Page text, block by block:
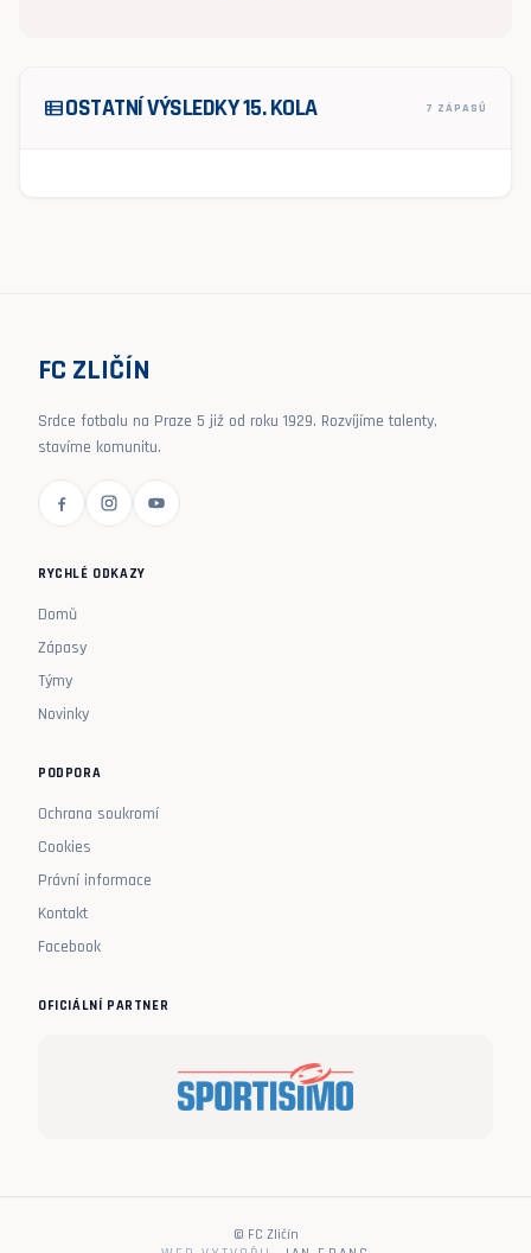
view_listOSTATNÍ VÝSLEDKY 15. KOLA 7 ZÁPASŮ
FC ZLIČÍN
Srdce fotbalu na Praze 5 již od roku 1929. Rozvíjíme talenty,
stavíme komunitu.
RYCHLÉ ODKAZY
Domů
Zápasy
Týmy
Novinky
PODPORA
Ochrana soukromí
Cookies
Právní informace
Kontakt
Facebook
OFICIÁLNÍ PARTNER
© FC Zličín